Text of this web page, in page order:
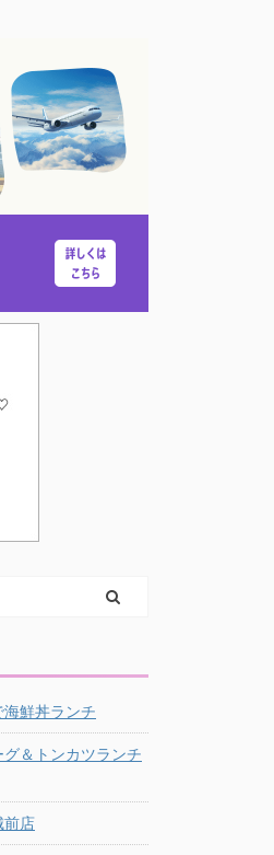
鮮丼ランチ
＆トンカツランチ
前店